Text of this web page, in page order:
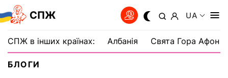
СПЖ UA
СПЖ в інших країнах: Албанія Свята Гора Афон
БЛОГИ